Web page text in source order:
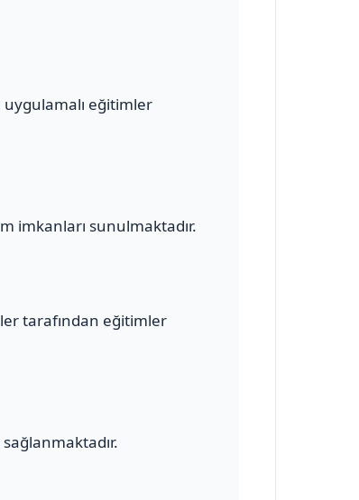
uygulamalı eğitimler
imkanları sunulmaktadır.
tarafından eğitimler